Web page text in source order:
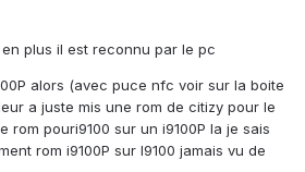
plus il est reconnu par le pc
alors (avec puce nfc voir sur la boite
a juste mis une rom de citizy pour le
rom pouri9100 sur un i9100P la je sais
rom i9100P sur I9100 jamais vu de